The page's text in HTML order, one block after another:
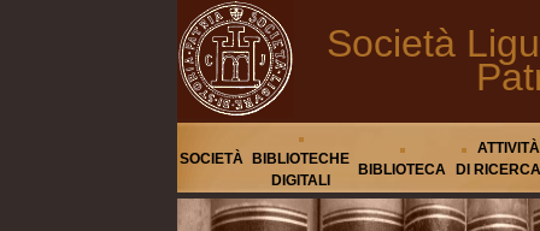
Società
SOCIETÀ
BIBLIOTECHE
DIGITALI
BIBLIOTECA
ATTIVITÀ
DI RICERCA